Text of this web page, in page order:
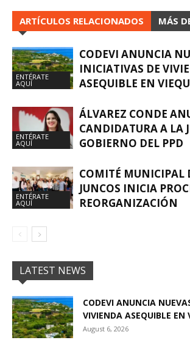
ARTÍCULOS RELACIONADOS MÁS
ENTÉRATE
AQUÍ
CODEVI ANUNCIA
INICIATIVAS DE
ASEQUIBLE EN
ENTÉRATE
AQUÍ
ÁLVAREZ CONDE
CANDIDATURA A LA
GOBIERNO DEL PPD
ENTÉRATE
AQUÍ
COMITÉ MUNICIPAL
JUNCOS INICIA
REORGANIZACIÓN
LATEST NEWS
CODEVI ANUNCIA
VIVIENDA ASEQUIBLE EN
August 6, 2026